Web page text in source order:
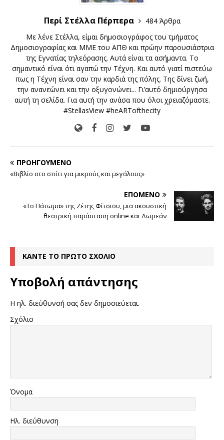
Περί Στέλλα Πέρπερα
484 Άρθρα
Με λένε Στέλλα, είμαι δημοσιογράφος του τμήματος
Δημοσιογραφίας και ΜΜΕ του ΑΠΘ και πρώην παρουσιάστρια
της Εγνατίας τηλεόρασης. Αυτά είναι τα ασήμαντα. Το
σημαντικό είναι ότι αγαπώ την Τέχνη. Και αυτό γιατί πιστεύω
πως η Τέχνη είναι σαν την καρδιά της πόλης. Της δίνει ζωή,
την ανανεώνει και την οξυγονώνει... Γι’αυτό δημιούργησα
αυτή τη σελίδα. Για αυτή την ανάσα που όλοι χρειαζόμαστε.
#StellasView #heARTofthecity
ΠΡΟΗΓΟΎΜΕΝΟ
«Βιβλίο στο σπίτι για μικρούς και μεγάλους»
ΕΠΌΜΕΝΟ
«Το Πάτωμα» της Ζέτης Φίτσιου, μια ακουστική
θεατρική παράσταση online και Δωρεάν
ΚΆΝΤΕ ΤΟ ΠΡΏΤΟ ΣΧΌΛΙΟ
Υποβολή απάντησης
Η ηλ. διεύθυνσή σας δεν δημοσιεύεται.
Σχόλιο
Όνομα
Ηλ. διεύθυνση